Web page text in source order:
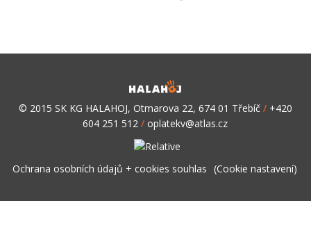
© 2015 SK KG HALAHOJ, Otmarova 22, 674 01 Třebíč /+420
604 251 512/ oplatekv@atlas.cz
Ochrana osobních údajů + cookies souhlas (Cookie nastavení)